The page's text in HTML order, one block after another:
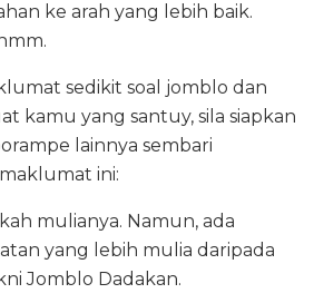
ke arah yang lebih baik.
sedikit soal jomblo dan
kamu yang santuy, sila siapkan
lainnya sembari
ini:
mulianya. Namun, ada
yang lebih mulia daripada
Jomblo Dadakan.